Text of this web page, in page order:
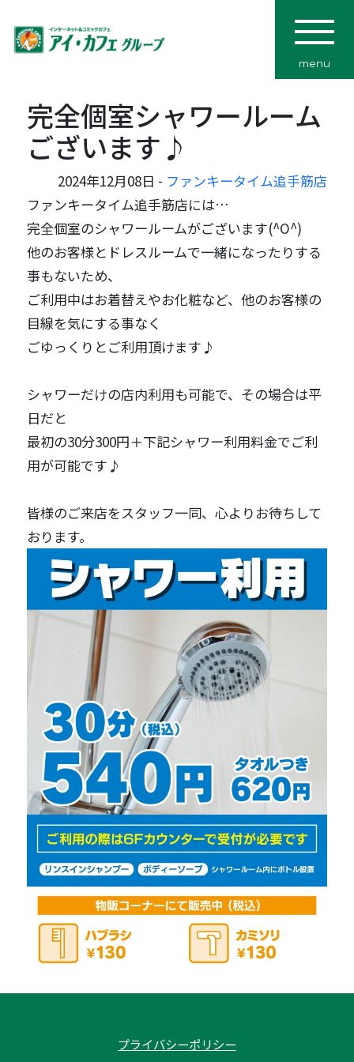
menu
完全個室シャワールーム
ございます♪
2024年12月08日 - ファンキータイム追手筋店
ファンキータイム追手筋店には…
完全個室のシャワールームがございます(^O^)
他のお客様とドレスルームで一緒になったりする
事もないため、
ご利用中はお着替えやお化粧など、他のお客様の
目線を気にする事なく
ごゆっくりとご利用頂けます♪
シャワーだけの店内利用も可能で、その場合は平
日だと
最初の30分300円＋下記シャワー利用料金でご利
用が可能です♪
皆様のご来店をスタッフ一同、心よりお待ちして
おります。
プライバシーポリシー